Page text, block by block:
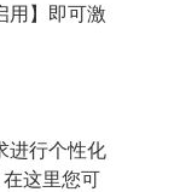
用】即可激
进行个性化
这里您可